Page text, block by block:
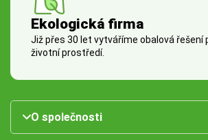
Ekologická firma
Již přes 30 let vytváříme obalová řešení
životní prostředí.
O společnosti